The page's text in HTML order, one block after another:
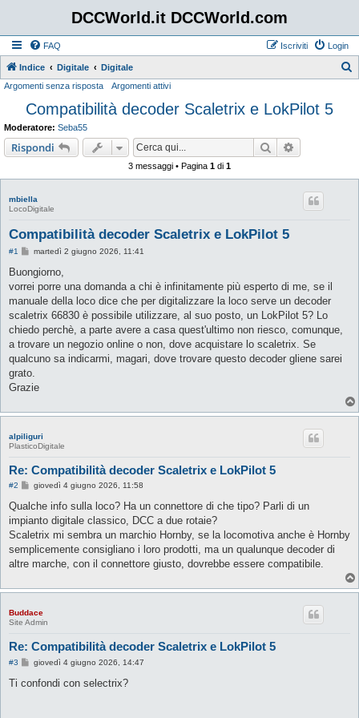
DCCWorld.it DCCWorld.com
FAQ Login
Iscriviti
Indice Digitale Digitale
Argomenti senza risposta Argomenti attivi
Compatibilità decoder Scaletrix e LokPilot 5
Moderatore: Seba55
Rispondi Cerca
3 messaggi • Pagina 1 di 1
mbiella
LocoDigitale
Compatibilità decoder Scaletrix e LokPilot 5
#1
M
s
s
a
g
i
o
martedì 2 giugno 2026, 11:41
Buongiorno,
vorrei porre una domanda a chi è infinitamente più esperto di me, se il
manuale della loco dice che per digitalizzare la loco serve un decoder
scaletrix 66830 è possibile utilizzare, al suo posto, un LokPilot 5? Lo
chiedo perchè, a parte avere a casa quest'ultimo non riesco, comunque,
a trovare un negozio online o non, dove acquistare lo scaletrix. Se
qualcuno sa indicarmi, magari, dove trovare questo decoder gliene sarei
grato.
Grazie
alpiliguri
PlasticoDigitale
Re: Compatibilità decoder Scaletrix e LokPilot 5
#2
M
s
a
g
i
o
giovedì 4 giugno 2026, 11:58
Qualche info sulla loco? Ha un connettore di che tipo? Parli di un
impianto digitale classico, DCC a due rotaie?
Scaletrix mi sembra un marchio Hornby, se la locomotiva anche è Hornby
semplicemente consigliano i loro prodotti, ma un qualunque decoder di
altre marche, con il connettore giusto, dovrebbe essere compatibile.
Buddace
Site Admin
Re: Compatibilità decoder Scaletrix e LokPilot 5
#3
M
s
giovedì 4 giugno 2026, 14:47
Ti confondi con selectrix?